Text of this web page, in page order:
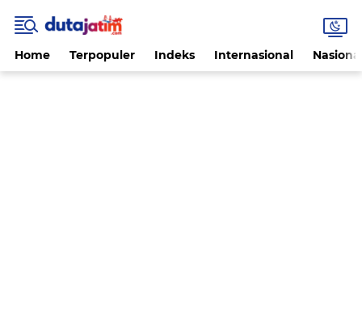
Home Terpopuler Indeks Internasional